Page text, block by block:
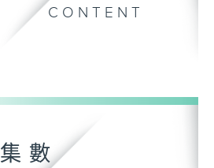
CONTENT
集數